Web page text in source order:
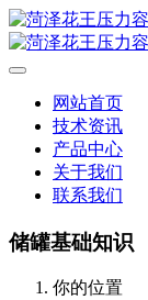
网站首页
技术资讯
产品中心
关于我们
联系我们
储罐基础知识
你的位置